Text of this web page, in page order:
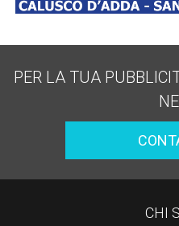
PER LA TUA
CHI